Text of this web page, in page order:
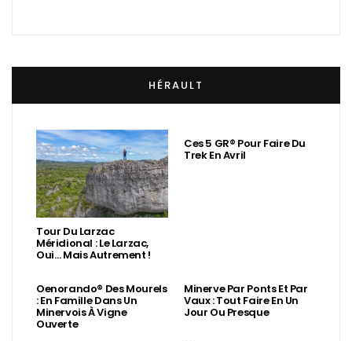
HÉRAULT
Tour Du Larzac
Méridional : Le Larzac,
Oui… Mais Autrement !
Ces 5 GR® Pour Faire Du
Trek En Avril
Oenorando® Des Mourels
: En Famille Dans Un
Minervois À Vigne
Ouverte
Minerve Par Ponts Et Par
Vaux : Tout Faire En Un
Jour Ou Presque